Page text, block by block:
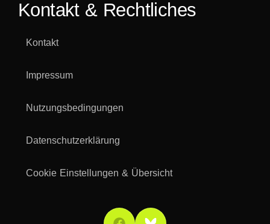
Kontakt & Rechtliches
Kontakt
Impressum
Nutzungsbedingungen
Datenschutzerklärung
Cookie Einstellungen & Übersicht